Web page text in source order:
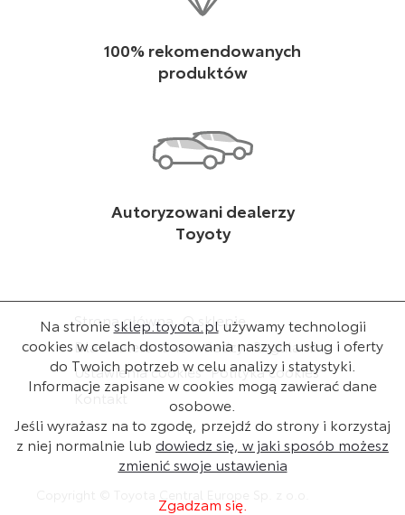
100% rekomendowanych
produktów
Autoryzowani dealerzy
Toyoty
Strona główna O sklepie
Dla dealera Baza wiedzy Regulamin
Ustawienia cookies Polityka cookies
Kontakt
Na stroniesklep.toyota.pl używamy technologii
cookies w celach dostosowania naszych usług i oferty
do Twoich potrzeb w celu analizy i statystyki.
Informacje zapisane w cookies mogą zawierać dane
osobowe.
Jeśli wyrażasz na to zgodę, przejdź do strony i korzystaj
z niej normalnie lub dowiedz się, w jaki sposób możesz
zmienić swoje ustawienia
Zgadzam się.